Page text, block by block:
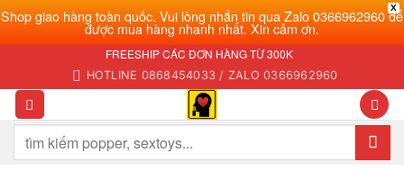
X
Shop giao hàng toàn quốc. Vui lòng nhắn tin qua Zalo 0366962960 để
được mua hàng nhanh nhất. Xin cảm ơn.
nội
dung
FREESHIP CÁC ĐƠN HÀNG TỪ 300K
HOTLINE 0868454033 / ZALO 0366962960
Tìm
kiếm: